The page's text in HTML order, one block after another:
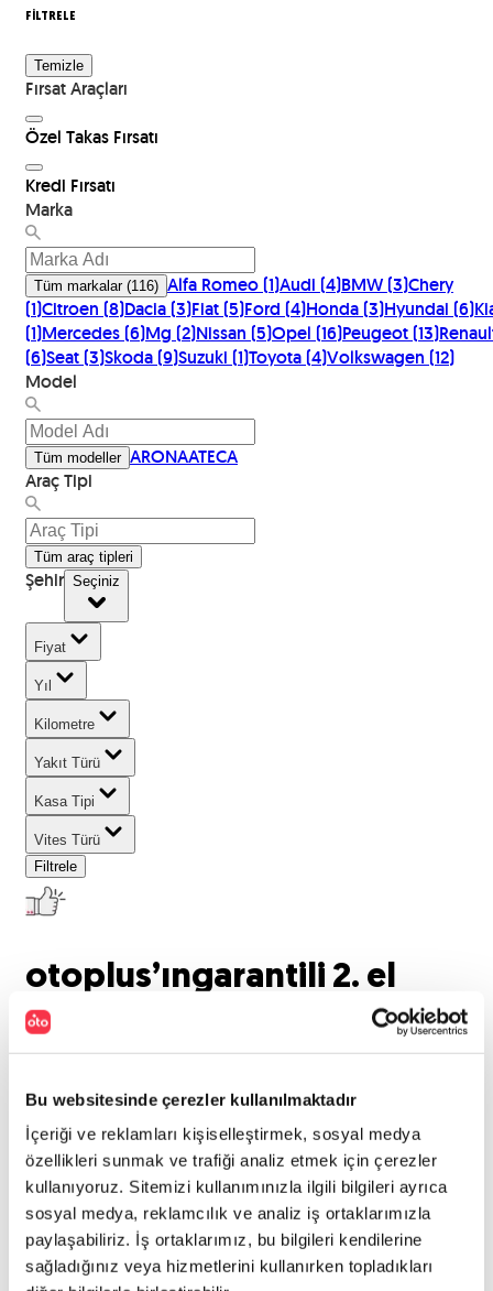
Bu websitesinde çerezler kullanılmaktadır
İçeriği ve reklamları kişiselleştirmek, sosyal medya
özellikleri sunmak ve trafiği analiz etmek için çerezler
kullanıyoruz. Sitemizi kullanımınızla ilgili bilgileri ayrıca
sosyal medya, reklamcılık ve analiz iş ortaklarımızla
paylaşabiliriz. İş ortaklarımız, bu bilgileri kendilerine
sağladığınız veya hizmetlerini kullanırken topladıkları
FİLTRELE
Temizle
Fırsat Araçları
Özel Takas Fırsatı
Kredi Fırsatı
Marka
Tüm markalar(116) Alfa Romeo(1)Audi (4)BMW(3)Chery
(1)Citroen (8)Dacia(3)Fiat(5)Ford (4)Honda(3)Hyundai (6)
(1)Mercedes(6)Mg (2)Nissan (5)Opel (16)Peugeot(13)
(6)Seat(3)Skoda(9)Suzuki (1)Toyota(4)Volkswagen (12)
Model
Tüm modeller ARONAATECA
Araç Tipi
Tüm araç tipleri
Şehir Seçiniz
Fiyat
Yıl
Kilometre
Yakıt Türü
Kasa Tipi
Vites Türü
Filtrele
otoplus’ıngarantili 2. el
araçları listeleniyor..
0 araç bulundu
Marka:
Seat
Model:
leon
Tümünü Temizle
Aradığınız kriterlerde araç